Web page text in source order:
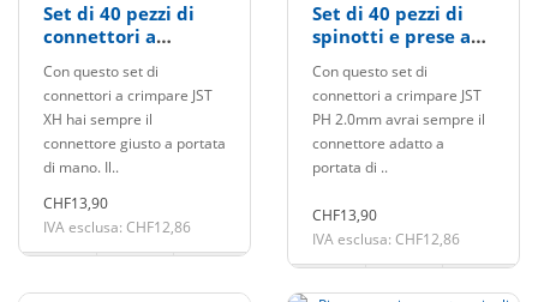
Set di 40 pezzi di
connettori a
prese femmina da
2,54mm
Con questo set di
connettori a crimpare JST
XH hai sempre il
connettore giusto a portata
di mano. Il..
CHF13,90
IVA esclusa: CHF12,86
Set di 40 pezzi di
spinotti e prese a
2mm
Con questo set di
connettori a crimpare JST
PH 2.0mm avrai sempre il
connettore adatto a
portata di ..
CHF13,90
IVA esclusa: CHF12,86